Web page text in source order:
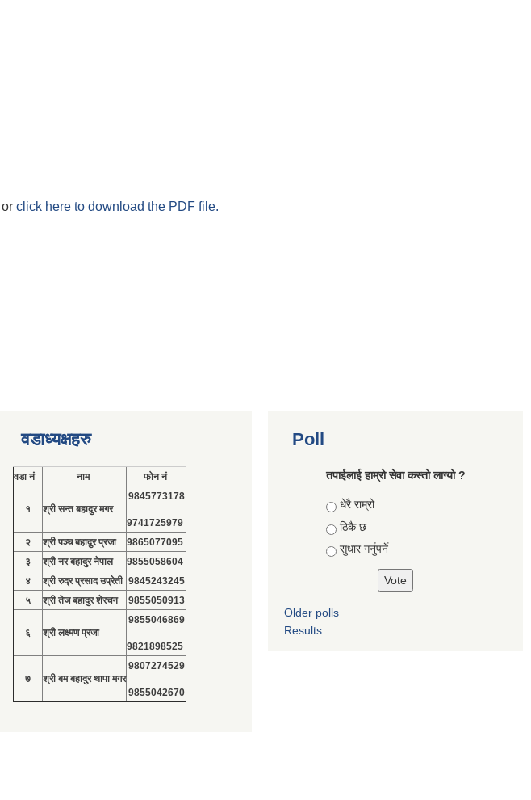
or click here to download the PDF file.
वडाध्यक्षहरु
वडा नं नाम फोन नं
१ श्री सन्त बहादुर मगर
9845773178
9741725979
२
श्री पञ्च बहादुर प्रजा
9865077095
३
श्री नर बहादुर नेपाल
9855058604
४
श्री रुद्र प्रसाद उप्रेती 9845243245
५
श्री तेज बहादुर शेरचन 9855050913
६ श्री लक्ष्मण प्रजा
9855046869
9821898525
७ श्री बम बहादुर थापा मगर
9807274529
9855042670
Poll
तपाईलाई हाम्रो सेवा कस्तो लाग्यो ?
Choices
धेरै राम्रो
ठिकै छ
सुधार गर्नुपर्ने
Older polls
Results